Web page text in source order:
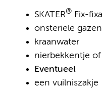
SKATER® Fix-
onsteriele gazen
kraanwater
nierbekkentje
Eventueel
een vuilniszakje